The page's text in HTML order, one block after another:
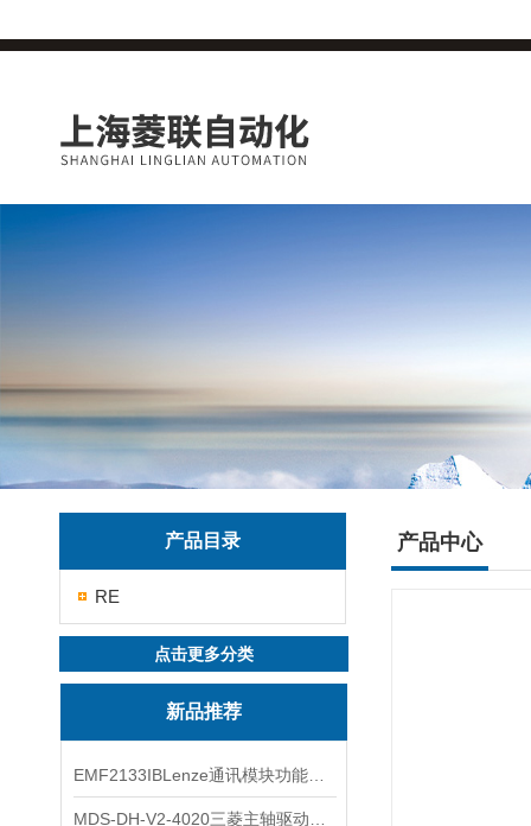
产品目录
RE
点击更多分类
新品推荐
产品中心